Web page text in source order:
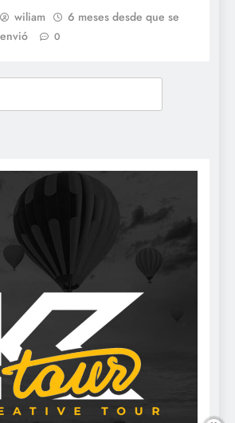
wiliam
6 meses desde que se
envió
0